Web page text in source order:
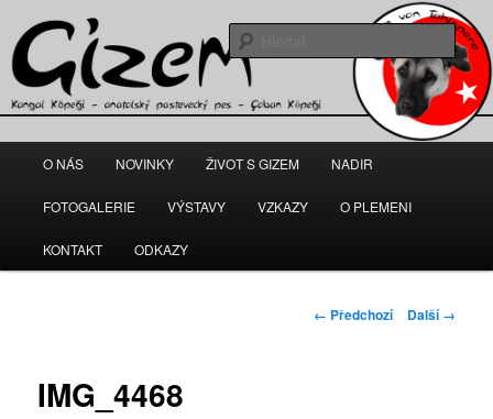
kangal-gizem.cz
navigační
Přejít
k
hlavnímu
O NÁS NOVINKY ŽIVOT S GIZEM NADIR
FOTOGALERIE VÝSTAVY VZKAZY O PLEMENI
KONTAKT ODKAZY
Navigace
← Předchozí Další →
IMG_4468